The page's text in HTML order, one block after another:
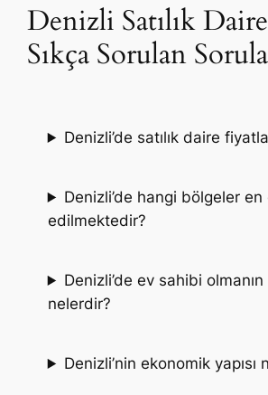
Denizli Satılık
Sıkça Sorulan
Denizli’de satılık daire
Denizli’de hangi bölgeler
edilmektedir?
Denizli’de ev sahibi olmanın
nelerdir?
Denizli’nin ekonomik yapısı